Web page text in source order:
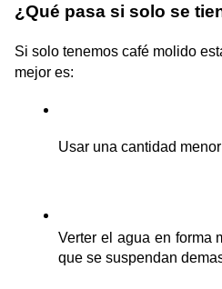
¿Qué pasa si solo se
Si solo tenemos café molido
mejor es:
Usar una cantidad
Verter el agua en forma
que se suspendan